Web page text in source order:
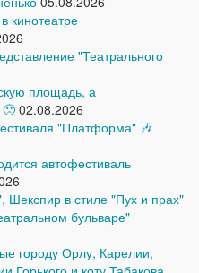
кинотеатре
"Театрального
площадь, а
02.08.2026
"Платформа" 🎶
автофестиваль
Шекспир в стиле "Пух и прах"
бульваре"
городу Орлу, Карелии,